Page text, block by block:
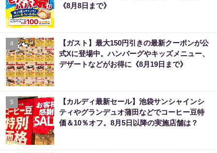
《8月8日まで》
4
【ガスト】最大150円引きの最新クーポンが公
式Xに登場中。ハンバーグやキッズメニュー、
デザートなどがお得に《8月19日まで》
5
【カルディ最新セール】池袋サンシャインシ
ティやグランデュオ蒲田などでコーヒー豆特
価＆10％オフ。8月5日以降の実施店舗は？